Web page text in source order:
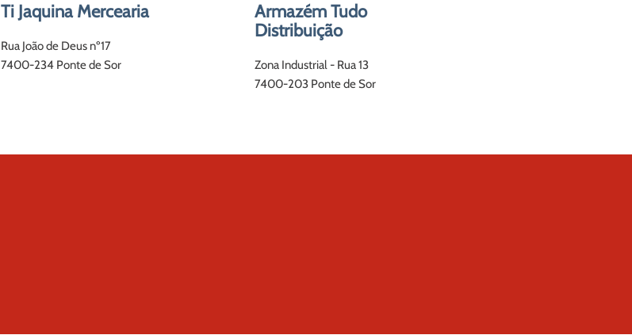
Ti Jaquina Mercearia
Rua João de Deus nº17
7400-234 Ponte de Sor
Armazém Tudo
Distribuição
Zona Industrial - Rua 13
7400-203 Ponte de Sor